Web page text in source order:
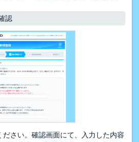
認
ださい。確認画面にて、入力した内容